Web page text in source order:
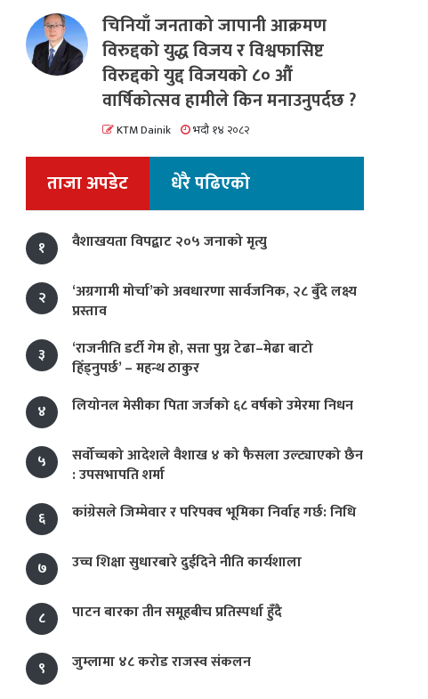
चिनियाँ जनताको जापानी आक्रमण
विरुद्दको युद्ध विजय र विश्वफासिष्ट
विरुद्दको युद्द विजयको ८० औं
वार्षिकोत्सव हामीले किन मनाउनुपर्दछ ?
KTM Dainik भदौ १४ २०८२
ताजा अपडेट धेरै पढिएको
१ वैशाखयता विपद्बाट २०५ जनाको मृत्यु
२
‘अग्रगामी मोर्चा’को अवधारणा सार्वजनिक, २८ बुँदे लक्ष्य
प्रस्ताव
३
‘राजनीति डर्टी गेम हो, सत्ता पुग्न टेढा–मेढा बाटो
हिँड्नुपर्छ’ – महन्थ ठाकुर
४
लियोनल मेसीका पिता जर्जको ६८ वर्षको उमेरमा निधन
५
सर्वोच्चको आदेशले वैशाख ४ को फैसला उल्ट्याएको छैन
: उपसभापति शर्मा
६
कांग्रेसले जिम्मेवार र परिपक्व भूमिका निर्वाह गर्छ: निधि
७ उच्च शिक्षा सुधारबारे दुईदिने नीति कार्यशाला
८ पाटन बारका तीन समूहबीच प्रतिस्पर्धा हुँदै
९ जुम्लामा ४८ करोड राजस्व संकलन